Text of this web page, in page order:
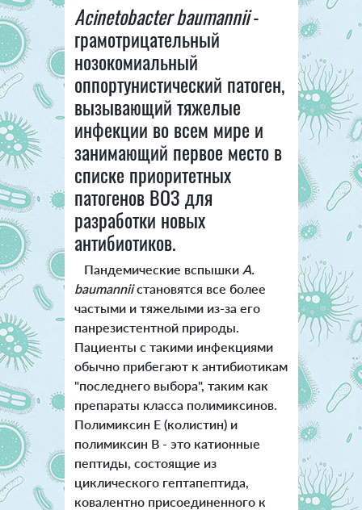
Acinetobacter baumannii-
грамотрицательный
нозокомиальный
оппортунистический патоген,
вызывающий тяжелые
инфекции во всем мире и
занимающий первое место в
списке приоритетных
патогенов ВОЗ для
разработки новых
антибиотиков.
Пандемические вспышки A.
baumanniiстановятся все более
частыми и тяжелыми из-за его
панрезистентной природы.
Пациенты с такими инфекциями
обычно прибегают к антибиотикам
"последнего выбора", таким как
препараты класса полимиксинов.
Полимиксин Е (колистин) и
полимиксин В - это катионные
пептиды, состоящие из
циклического гептапептида,
ковалентно присоединенного к